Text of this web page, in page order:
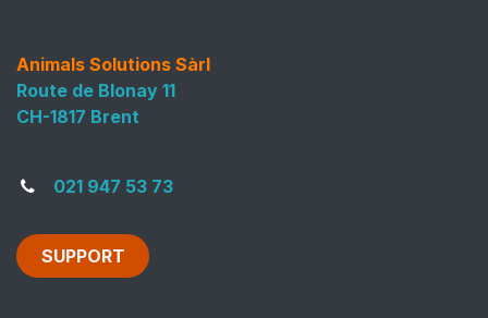
Animals Solutions Sàrl
Route de Blonay 11
CH-1817 Brent
021 947 53 73
SUPPORT